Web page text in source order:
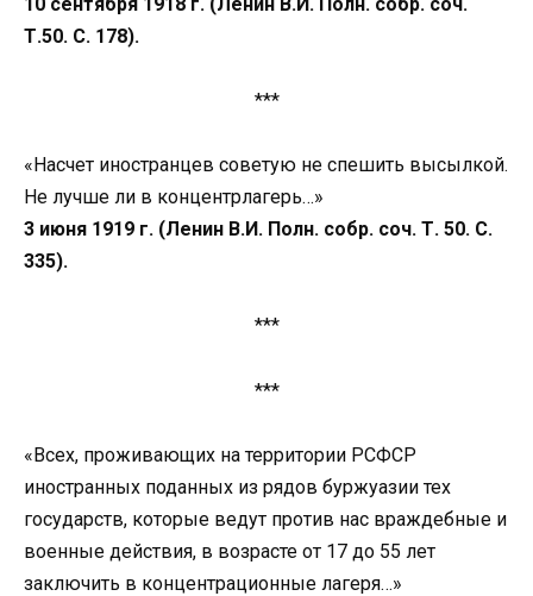
Т.50. С. 178).
***
«Насчет иностранцев советую не спешить высылкой.
Не лучше ли в концентрлагерь…»
3 июня 1919 г. (Ленин В.И. Полн. собр. соч. Т. 50. С.
335).
***
***
«Всех, проживающих на территории РСФСР
иностранных поданных из рядов буржуазии тех
государств, которые ведут против нас враждебные и
военные действия, в возрасте от 17 до 55 лет
заключить в концентрационные лагеря…»